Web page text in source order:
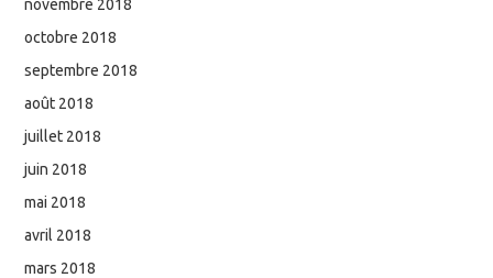
novembre 2018
octobre 2018
septembre 2018
août 2018
juillet 2018
juin 2018
mai 2018
avril 2018
mars 2018